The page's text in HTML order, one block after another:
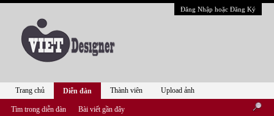
Đăng Nhập hoặc Đăng Ký
Trang chủ Diễn đàn
Tìm trong diễn đàn Bài viết gần đây
Thành viên Upload ảnh